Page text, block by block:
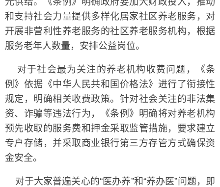
和支持社会力量提供多样化居家社区养老服务，对
开展非营利性养老服务的社区养老服务机构，根据
服务老年人数量，安排公益岗位。
对于社会最为关注的养老机构收费问题，《条
例》依据《中华人民共和国价格法》进行了衔接性
规定，明确相关收费政策。针对社会关注的非法集
资、诈骗等违法行为，《条例》明确将对养老机构
预先收取的服务费和押金采取监管措施，要求建立
专户存储，并采取商业银行第三方存管方式确保资
金安全。
对于大家普遍关心的“医办养”和“养办医”问题，即